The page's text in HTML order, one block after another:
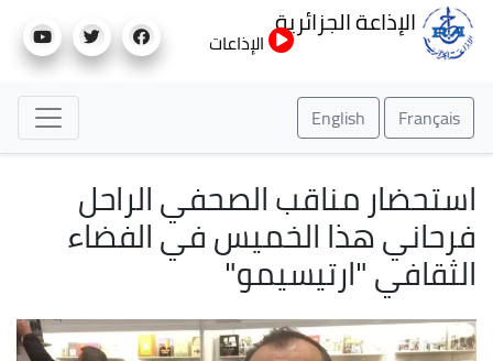
إلى
الإذاعة الجزائرية
الإذاعات
Français
English
استحضار مناقب الصحفي الراحل
فرحاني هذا الخميس في الفضاء
الثقافي "ارتيسيمو"